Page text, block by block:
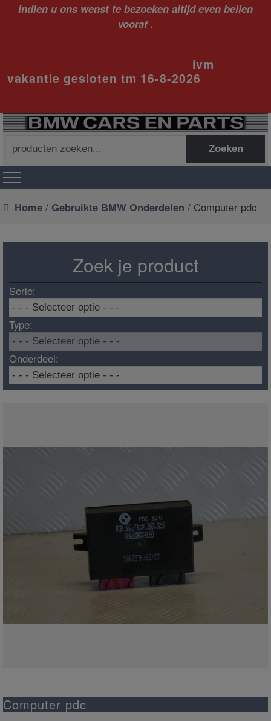
Indien u ons wenst te bezoeken altijd even bellen
vooraf .
ivm
vakantie gesloten tm 16-8-2026
naar:
Zoeken
Home / Gebruikte BMW Onderdelen / Computer pdc
Zoek je product
Serie:
Type:
Onderdeel:
Computer pdc